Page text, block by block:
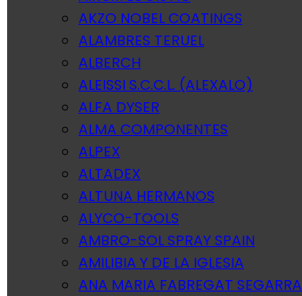
AKZO NOBEL COATINGS
ALAMBRES TERUEL
ALBERCH
ALEISSI S.C.C.L. (ALEXALO)
ALFA DYSER
ALMA COMPONENTES
ALPEX
ALTADEX
ALTUNA HERMANOS
ALYCO-TOOLS
AMBRO-SOL SPRAY SPAIN
AMILIBIA Y DE LA IGLESIA
ANA MARIA FABREGAT SEGARRA